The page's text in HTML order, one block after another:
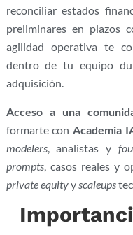
reconciliar estados
preliminares en plazos
agilidad operativa te
dentro de tu equipo
adquisición.
Acceso a una
formarte con Academia
modelers, analistas y
prompts, casos reales y
private equityy scaleups